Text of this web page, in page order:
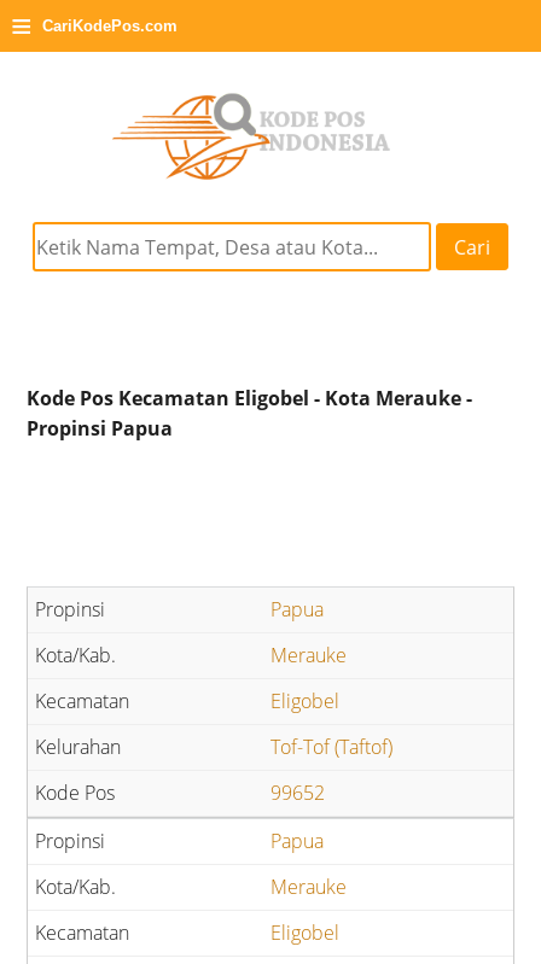
≡ CariKodePos.com
Cari
Kode Pos Kecamatan Eligobel - Kota Merauke -
Propinsi Papua
Papua
Merauke
Eligobel
Tof-Tof (Taftof)
99652
Papua
Merauke
Eligobel